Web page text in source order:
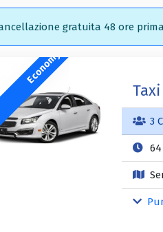
gratuita 48 ore
Economy
3